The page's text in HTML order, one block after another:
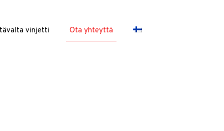
vinjetti Ota yhteyttä